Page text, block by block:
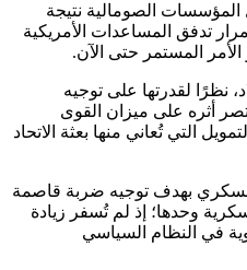
المؤسسات الصومالية نتيجة
تدفق المساعدات الأمريكية
المستمر حتى الآن.
نظرًا لقدرتها على توجيه
أثره على ميزان القوى
التي تُعاني منها بعثة الاتحاد
العسكري بهدف توجيه ضربة قاصمة
وحدها؛ إذ لم تُسفر زيادة
الانقسامات البنيوية في النظام السياسي